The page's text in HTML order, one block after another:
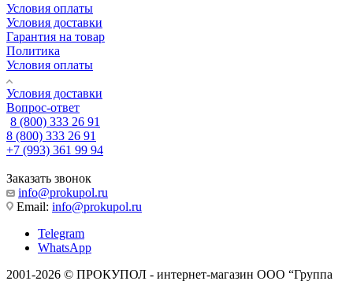
Условия оплаты
Условия доставки
Гарантия на товар
Политика
Условия оплаты
Условия доставки
Вопрос-ответ
8 (800) 333 26 91
8 (800) 333 26 91
+7 (993) 361 99 94
Заказать звонок
info@prokupol.ru
Email: info@prokupol.ru
Telegram
WhatsApp
2001-2026 © ПРОКУПОЛ - интернет-магазин ООО “Группа